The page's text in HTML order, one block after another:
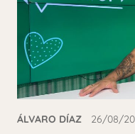
ÁLVARO DÍAZ 26/08/